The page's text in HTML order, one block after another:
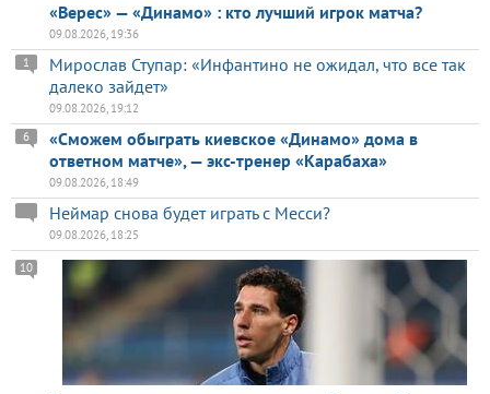
«Верес» — «Динамо» : кто лучший игрок матча?
09.08.2026, 19:36
Мирослав Ступар: «Инфантино не ожидал, что все так
далеко зайдет»
1
09.08.2026, 19:12
«Сможем обыграть киевское «Динамо» дома в
ответном матче», — экс-тренер «Карабаха»
6
09.08.2026, 18:49
Неймар снова будет играть с Месси?
09.08.2026, 18:25
10